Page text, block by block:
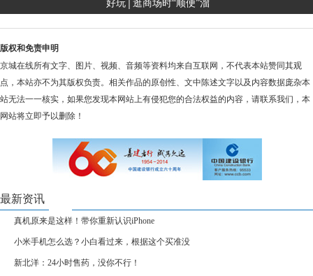
好玩│逛商场时“顺便”溜
版权和免责申明
京城在线所有文字、图片、视频、音频等资料均来自互联网，不代表本站赞同其观
点，本站亦不为其版权负责。相关作品的原创性、文中陈述文字以及内容数据庞杂本
站无法一一核实，如果您发现本网站上有侵犯您的合法权益的内容，请联系我们，本
网站将立即予以删除！
最新资讯
真机原来是这样！带你重新认识iPhone
小米手机怎么选？小白看过来，根据这个买准没
新北洋：24小时售药，没你不行！